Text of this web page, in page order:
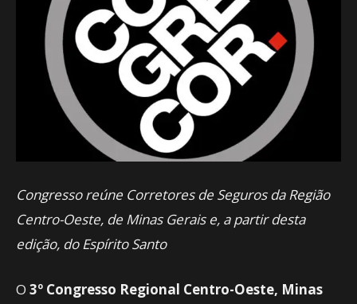
Congresso reúne Corretores de Seguros da Região
Centro-Oeste, de Minas Gerais e, a partir desta
edição, do Espírito Santo
O 3º Congresso Regional Centro-Oeste, Minas